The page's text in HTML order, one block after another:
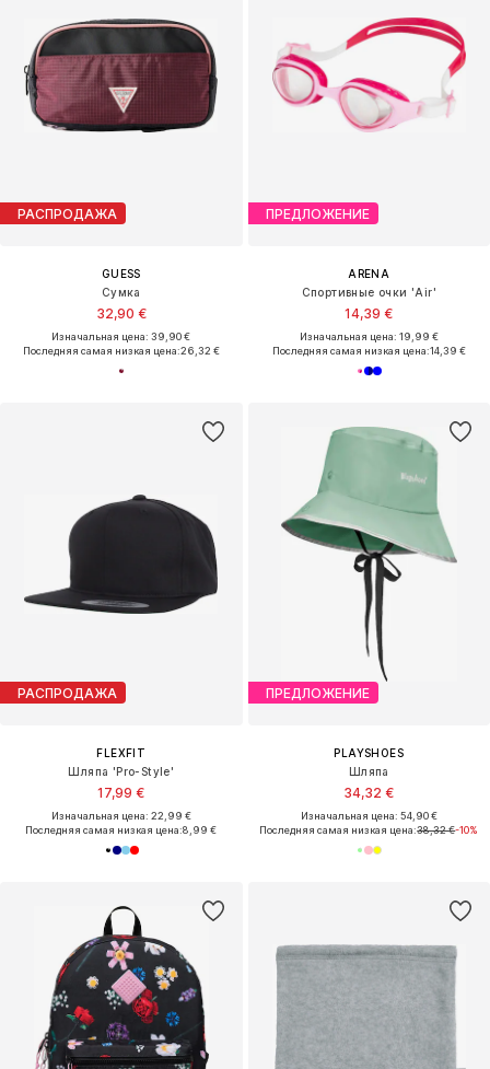
РАСПРОДАЖА
GUESS
Сумка
32,90 €
Изначальная цена: 39,90 €
Последняя самая низкая цена:26,32 €
ПРЕДЛОЖЕНИЕ
ARENA
Спортивные очки 'Air'
14,39 €
Изначальная цена: 19,99 €
Последняя самая низкая цена:14,39 €
РАСПРОДАЖА
FLEXFIT
Шляпа 'Pro-Style'
17,99 €
Изначальная цена: 22,99 €
Последняя самая низкая цена:8,99 €
ПРЕДЛОЖЕНИЕ
PLAYSHOES
Шляпа
34,32 €
Изначальная цена: 54,90 €
Последняя самая низкая цена:38,32 €-10%